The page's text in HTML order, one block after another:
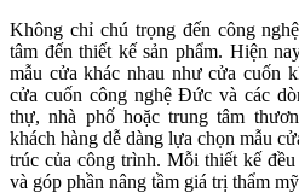
Không chỉ chú trọng đến công
tâm đến thiết kế sản phẩm. Hiện
mẫu cửa khác nhau như cửa cuốn
cửa cuốn công nghệ Đức và các
thự, nhà phố hoặc trung tâm
khách hàng dễ dàng lựa chọn mẫu
trúc của công trình. Mỗi thiết kế
và góp phần nâng tầm giá trị thẩm